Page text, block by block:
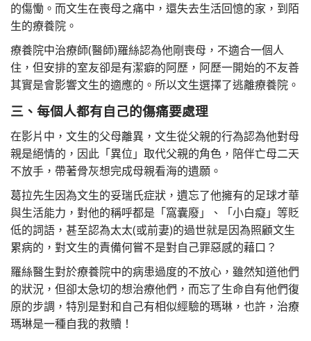
的傷慟。而文生在喪母之痛中，還失去生活回憶的家，到陌
生的療養院。
療養院中治療師(醫師)羅絲認為他剛喪母，不適合一個人
住，但安排的室友卻是有潔癖的阿歷，阿歷一開始的不友善
其實是會影響文生的適應的。所以文生選擇了逃離療養院。
三、每個人都有自己的傷痛要處理
在影片中，文生的父母離異，文生從父親的行為認為他對母
親是絕情的，因此「異位」取代父親的角色，陪伴亡母二天
不放手，帶著骨灰想完成母親看海的遺願。
葛拉先生因為文生的妥瑞氏症狀，遺忘了他擁有的足球才華
與生活能力，對他的稱呼都是「窩囊廢」、「小白癡」等貶
低的詞語，甚至認為太太(或前妻)的過世就是因為照顧文生
累病的，對文生的責備何嘗不是對自己罪惡感的藉口？
羅絲醫生對於療養院中的病患過度的不放心，雖然知道他們
的狀況，但卻太急切的想治療他們，而忘了生命自有他們復
原的步調，特別是對和自己有相似經驗的瑪琳，也許，治療
瑪琳是一種自我的救贖！